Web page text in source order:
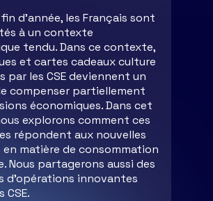
d'année, les Français sont
à un contexte
tendu. Dans ce contexte,
et cartes cadeaux culture
par les CSE deviennent un
compenser partiellement
économiques. Dans cet
explorons comment ces
répondent aux nouvelles
matière de consommation
Nous partagerons aussi des
d'opérations innovantes
CSE.